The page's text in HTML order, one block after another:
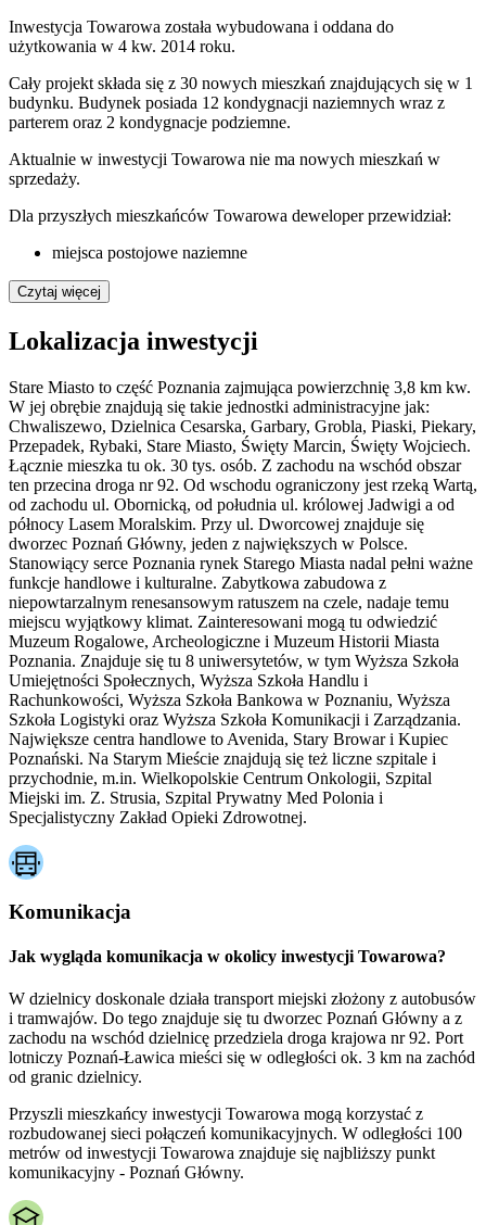
Inwestycja Towarowa została wybudowana i oddana do
użytkowania w 4 kw. 2014 roku.
Cały projekt składa się z 30 nowych mieszkań znajdujących się w 1
budynku. Budynek posiada 12 kondygnacji naziemnych wraz z
parterem oraz 2 kondygnacje podziemne.
Aktualnie w inwestycji Towarowa nie ma nowych mieszkań w
sprzedaży.
Dla przyszłych mieszkańców Towarowa deweloper przewidział:
miejsca postojowe naziemne
Czytaj więcej
Lokalizacja inwestycji
Stare Miasto to część Poznania zajmująca powierzchnię 3,8 km kw.
W jej obrębie znajdują się takie jednostki administracyjne jak:
Chwaliszewo, Dzielnica Cesarska, Garbary, Grobla, Piaski, Piekary,
Przepadek, Rybaki, Stare Miasto, Święty Marcin, Święty Wojciech.
Łącznie mieszka tu ok. 30 tys. osób. Z zachodu na wschód obszar
ten przecina droga nr 92. Od wschodu ograniczony jest rzeką Wartą,
od zachodu ul. Obornicką, od południa ul. królowej Jadwigi a od
północy Lasem Moralskim. Przy ul. Dworcowej znajduje się
dworzec Poznań Główny, jeden z największych w Polsce.
Stanowiący serce Poznania rynek Starego Miasta nadal pełni ważne
funkcje handlowe i kulturalne. Zabytkowa zabudowa z
niepowtarzalnym renesansowym ratuszem na czele, nadaje temu
miejscu wyjątkowy klimat. Zainteresowani mogą tu odwiedzić
Muzeum Rogalowe, Archeologiczne i Muzeum Historii Miasta
Poznania. Znajduje się tu 8 uniwersytetów, w tym Wyższa Szkoła
Umiejętności Społecznych, Wyższa Szkoła Handlu i
Rachunkowości, Wyższa Szkoła Bankowa w Poznaniu, Wyższa
Szkoła Logistyki oraz Wyższa Szkoła Komunikacji i Zarządzania.
Największe centra handlowe to Avenida, Stary Browar i Kupiec
Poznański. Na Starym Mieście znajdują się też liczne szpitale i
przychodnie, m.in. Wielkopolskie Centrum Onkologii, Szpital
Miejski im. Z. Strusia, Szpital Prywatny Med Polonia i
Specjalistyczny Zakład Opieki Zdrowotnej.
Komunikacja
Jak wygląda komunikacja w okolicy inwestycji Towarowa?
W dzielnicy doskonale działa transport miejski złożony z autobusów
i tramwajów. Do tego znajduje się tu dworzec Poznań Główny a z
zachodu na wschód dzielnicę przedziela droga krajowa nr 92. Port
lotniczy Poznań-Ławica mieści się w odległości ok. 3 km na zachód
od granic dzielnicy.
Przyszli mieszkańcy inwestycji Towarowa mogą korzystać z
rozbudowanej sieci połączeń komunikacyjnych. W odległości 100
metrów od inwestycji Towarowa znajduje się najbliższy punkt
komunikacyjny - Poznań Główny.